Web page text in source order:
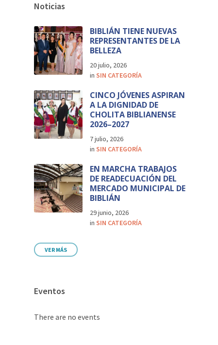
Noticias
BIBLIÁN TIENE NUEVAS
REPRESENTANTES DE LA
BELLEZA
20 julio, 2026
inSIN CATEGORÍA
CINCO JÓVENES ASPIRAN
A LA DIGNIDAD DE
CHOLITA BIBLIANENSE
2026–2027
7 julio, 2026
inSIN CATEGORÍA
EN MARCHA TRABAJOS
DE READECUACIÓN DEL
MERCADO MUNICIPAL DE
BIBLIÁN
29 junio, 2026
inSIN CATEGORÍA
VER MÁS
Eventos
There are no events